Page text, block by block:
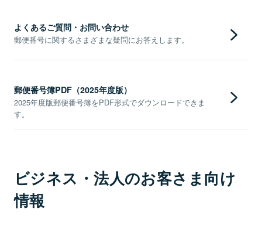
よくあるご質問・お問い合わせ
郵便番号に関するさまざまな疑問にお答えします。
郵便番号簿PDF（2025年度版）
2025年度版郵便番号簿をPDF形式でダウンロードできま
す。
ビジネス・法人のお客さま向け
情報